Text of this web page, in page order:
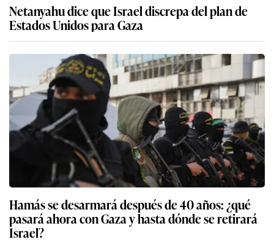
Netanyahu dice que Israel discrepa del plan de
Estados Unidos para Gaza
Hamás se desarmará después de 40 años: ¿qué
pasará ahora con Gaza y hasta dónde se retirará
Israel?